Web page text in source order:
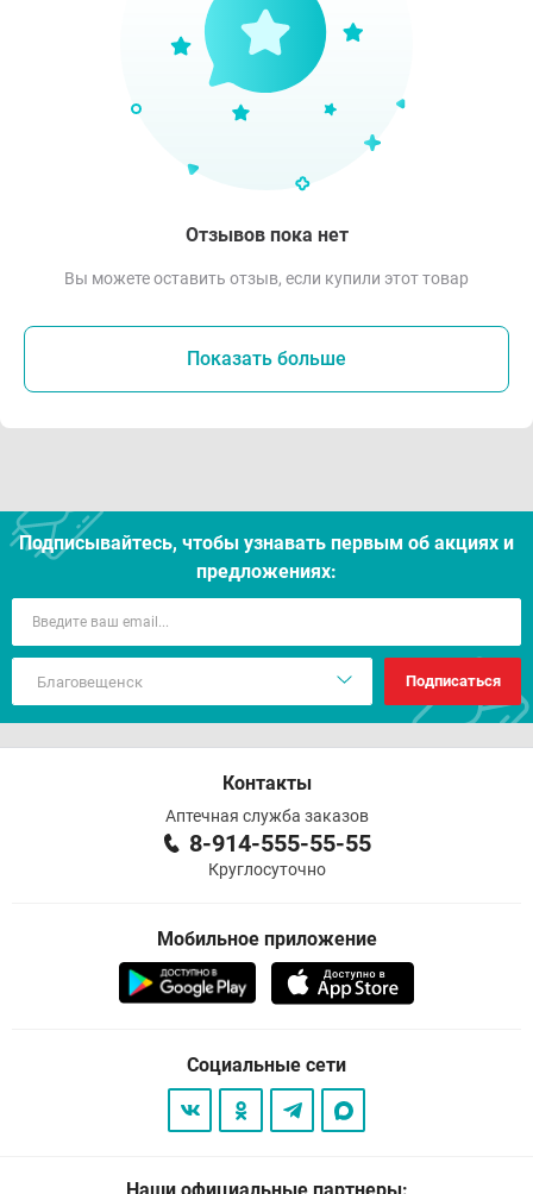
Отзывов пока нет
Вы можете оставить отзыв, если купили этот товар
Показать больше
Подписывайтесь, чтобы узнавать первым об акцияx и
предложениях:
Подписаться
Контакты
Аптечная служба заказов
8-914-555-55-55
Круглосуточно
Мобильное приложение
Социальные сети